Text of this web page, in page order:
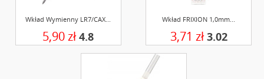
Wkład Wymienny LR7/CAX...
5,90 zł 4.8
Wkład FRIXION 1,0mm...
3,71 zł 3.02